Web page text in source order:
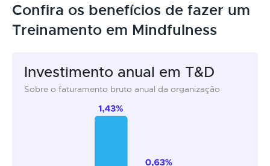
Confira os benefícios de fazer um
Treinamento em Mindfulness
Investimento anual em T&D
Sobre o faturamento bruto anual da organização